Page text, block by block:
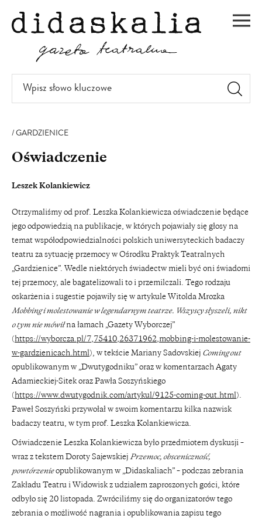
DO
TREŚCI
Wpisz
słowo
GARDZIENICE
Oświadczenie
Leszek Kolankiewicz
Otrzymaliśmy od prof. Leszka Kolankiewicza oświadczenie będące
jego odpowiedzią na publikacje, w których pojawiały się głosy na
temat współodpowiedzialności polskich uniwersyteckich badaczy
teatru za sytuację przemocy w Ośrodku Praktyk Teatralnych
„Gardzienice”. Wedle niektórych świadectw mieli być oni świadomi
tej przemocy, ale bagatelizowali to i przemilczali. Tego rodzaju
oskarżenia i sugestie pojawiły się w artykule Witolda Mrozka
Mobbing i molestowanie w legendarnym teatrze. Wszyscy słyszeli, nikt
o tym nie mówiłna łamach „Gazety Wyborczej”
(https://wyborcza.pl/7,75410,26371962,mobbing-i-molestowanie-
w-gardzienicach.html), w tekście Mariany Sadovskiej Coming out
opublikowanym w „Dwutygodniku” oraz w komentarzach Agaty
Adamieckiej-Sitek oraz Pawła Soszyńskiego
(https://www.dwutygodnik.com/artykul/9125-coming-out.html).
Paweł Soszyński przywołał w swoim komentarzu kilka nazwisk
badaczy teatru, w tym prof. Leszka Kolankiewicza.
Oświadczenie Leszka Kolankiewicza było przedmiotem dyskusji –
wraz z tekstem Doroty Sajewskiej Przemoc, obsceniczność,
powtórzenieopublikowanym w „Didaskaliach” – podczas zebrania
Zakładu Teatru i Widowisk z udziałem zaproszonych gości, które
odbyło się 20 listopada. Zwróciliśmy się do organizatorów tego
zebrania o możliwość nagrania i opublikowania zapisu tego